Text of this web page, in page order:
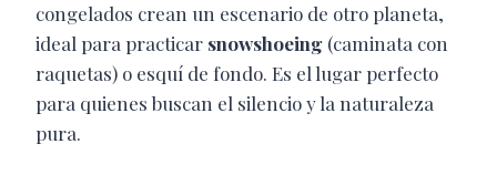
congelados crean un escenario de otro planeta,
ideal para practicar snowshoeing (caminata con
raquetas) o esquí de fondo. Es el lugar perfecto
para quienes buscan el silencio y la naturaleza
pura.